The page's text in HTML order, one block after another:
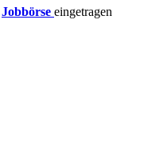
Jobbörse eingetragen